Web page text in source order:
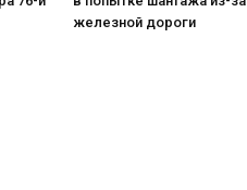
железной дороги